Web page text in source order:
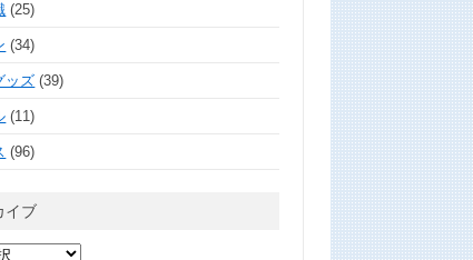
(25)
(34)
ッズ (39)
(11)
(96)
イブ